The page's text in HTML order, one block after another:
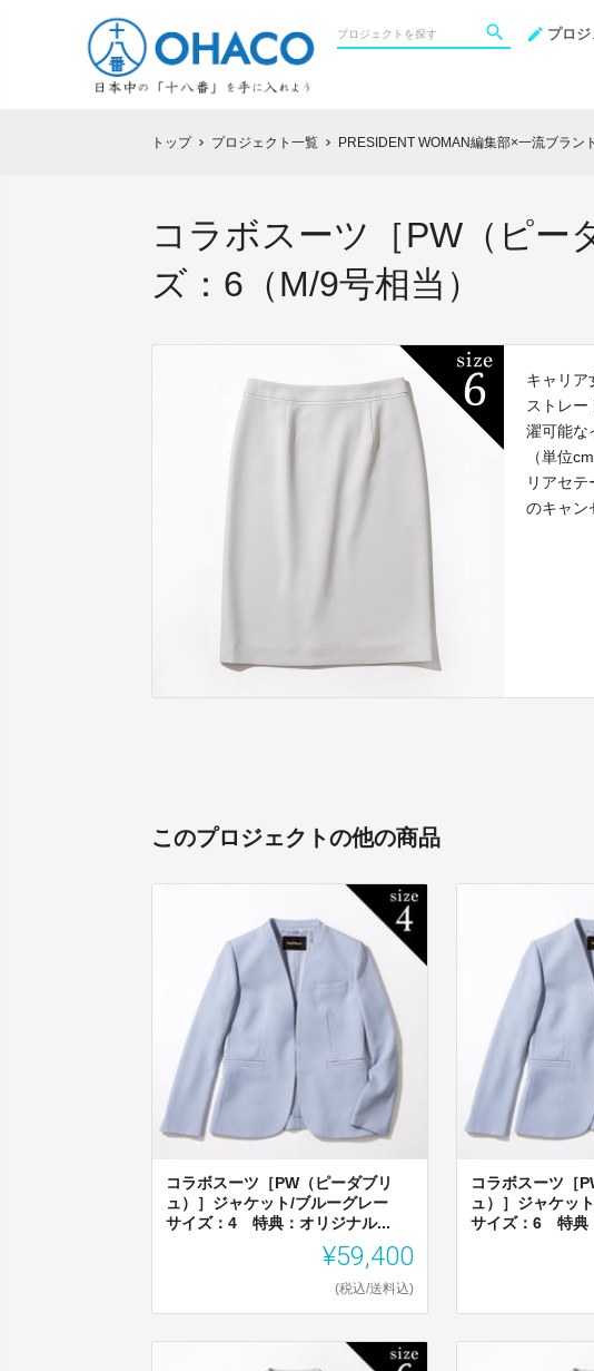
プロ
トップ chevron_right プロジェクト一覧 chevron_right PRESIDENT WOMAN編集部×一流ブラン
コラボスーツ［PW（ピ
ズ：6（M/9号相当）
キャリア
ストレ
濯可能な
（単位
リアセ
のキャン
このプロジェクトの他の商品
コラボスーツ［PW（ピーダブリ
ュ）］ジャケット/ブルーグレー
サイズ：4 特典：オリジナル...
¥59,400
(税込/送料込)
コラボスーツ［
ュ）］ジャケッ
サイズ：6 特典